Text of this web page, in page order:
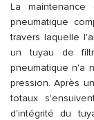
La
pneumatique
travers laquelle
un tuyau de
pneumatique n'a
pression. Après
totaux
d'intégrité du